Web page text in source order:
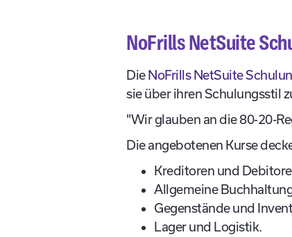
NoFrills NetSuite
DieNoFrills NetSuite
sie über ihren Schulungsstil
"Wir glauben an die 80-20-
Die angebotenen Kurse
Kreditoren und
Allgemeine
Gegenstände und
Lager und Logistik.